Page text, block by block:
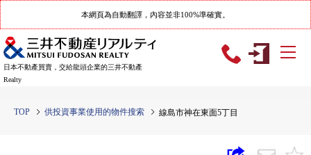
本網頁為自動翻譯，內容並非100%準確實。
日本不動產買賣，交給龍頭企業的三井不動產
Realty
TOP 供投資事業使用的物件搜索 線島市神在東面5丁目